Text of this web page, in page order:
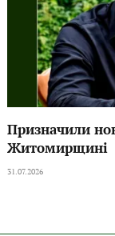
Призначили
Житомирщині
31.07.2026